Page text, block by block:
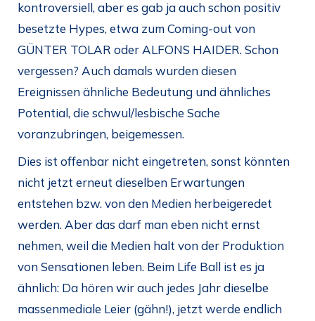
kontroversiell, aber es gab ja auch schon positiv
besetzte Hypes, etwa zum Coming-out von
GÜNTER TOLAR oder ALFONS HAIDER. Schon
vergessen? Auch damals wurden diesen
Ereignissen ähnliche Bedeutung und ähnliches
Potential, die schwul/lesbische Sache
voranzubringen, beigemessen.
Dies ist offenbar nicht eingetreten, sonst könnten
nicht jetzt erneut dieselben Erwartungen
entstehen bzw. von den Medien herbeigeredet
werden. Aber das darf man eben nicht ernst
nehmen, weil die Medien halt von der Produktion
von Sensationen leben. Beim Life Ball ist es ja
ähnlich: Da hören wir auch jedes Jahr dieselbe
massenmediale Leier (gähn!), jetzt werde endlich